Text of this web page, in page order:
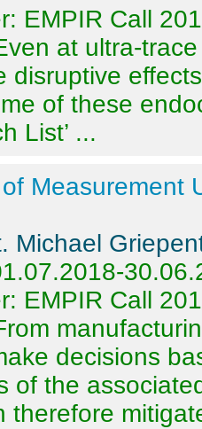
EMPIR Call
at ultra-
disruptive
of these
List’ ...
Measurement
Michael
EMPIR Call
decisions
of the
therefore